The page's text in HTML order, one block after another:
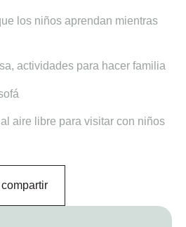
los niños aprendan mientras
actividades para hacer familia
al aire libre para visitar con niños